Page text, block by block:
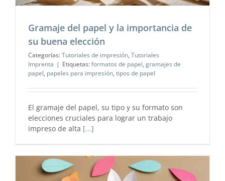
Gramaje del papel y la importancia de
su buena elección
Categorías:Tutoriales de impresión, Tutoriales
Imprenta | Etiquetas:formatos de papel, gramajes de
papel, papeles para impresión, tipos de papel
El gramaje del papel, su tipo y su formato son
elecciones cruciales para lograr un trabajo
impreso de alta [...]